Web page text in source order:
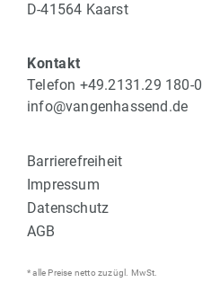
D-41564 Kaarst
Kontakt
Telefon +49.2131.29 180-0
info@vangenhassend.de
Barrierefreiheit
Impressum
Datenschutz
AGB
* alle Preise netto zuzügl. MwSt.